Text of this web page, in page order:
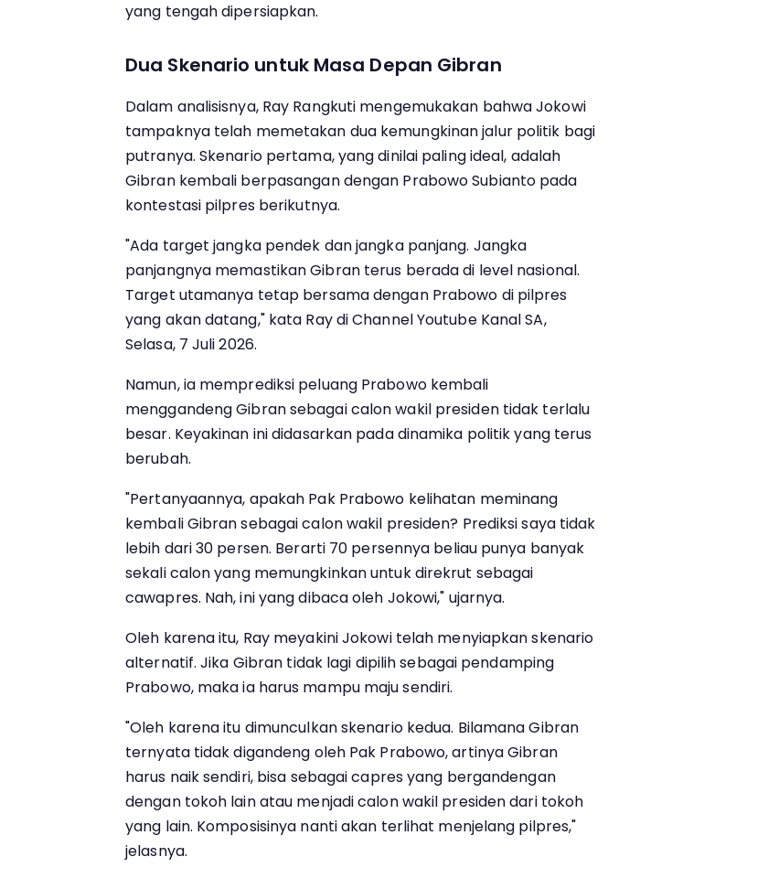
yang tengah dipersiapkan.
Dua Skenario untuk Masa Depan Gibran
Dalam analisisnya, Ray Rangkuti mengemukakan bahwa Jokowi
tampaknya telah memetakan dua kemungkinan jalur politik bagi
putranya. Skenario pertama, yang dinilai paling ideal, adalah
Gibran kembali berpasangan dengan Prabowo Subianto pada
kontestasi pilpres berikutnya.
"Ada target jangka pendek dan jangka panjang. Jangka
panjangnya memastikan Gibran terus berada di level nasional.
Target utamanya tetap bersama dengan Prabowo di pilpres
yang akan datang," kata Ray di Channel Youtube Kanal SA,
Selasa, 7 Juli 2026.
Namun, ia memprediksi peluang Prabowo kembali
menggandeng Gibran sebagai calon wakil presiden tidak terlalu
besar. Keyakinan ini didasarkan pada dinamika politik yang terus
berubah.
"Pertanyaannya, apakah Pak Prabowo kelihatan meminang
kembali Gibran sebagai calon wakil presiden? Prediksi saya tidak
lebih dari 30 persen. Berarti 70 persennya beliau punya banyak
sekali calon yang memungkinkan untuk direkrut sebagai
cawapres. Nah, ini yang dibaca oleh Jokowi," ujarnya.
Oleh karena itu, Ray meyakini Jokowi telah menyiapkan skenario
alternatif. Jika Gibran tidak lagi dipilih sebagai pendamping
Prabowo, maka ia harus mampu maju sendiri.
"Oleh karena itu dimunculkan skenario kedua. Bilamana Gibran
ternyata tidak digandeng oleh Pak Prabowo, artinya Gibran
harus naik sendiri, bisa sebagai capres yang bergandengan
dengan tokoh lain atau menjadi calon wakil presiden dari tokoh
yang lain. Komposisinya nanti akan terlihat menjelang pilpres,"
jelasnya.